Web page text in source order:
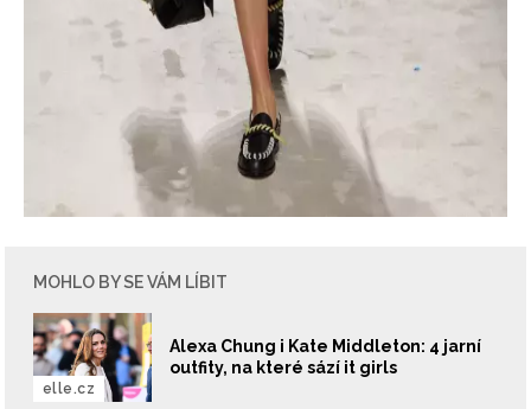
MOHLO BY SE VÁM LÍBIT
Alexa Chung i Kate Middleton: 4 jarní
outfity, na které sází it girls
elle.cz